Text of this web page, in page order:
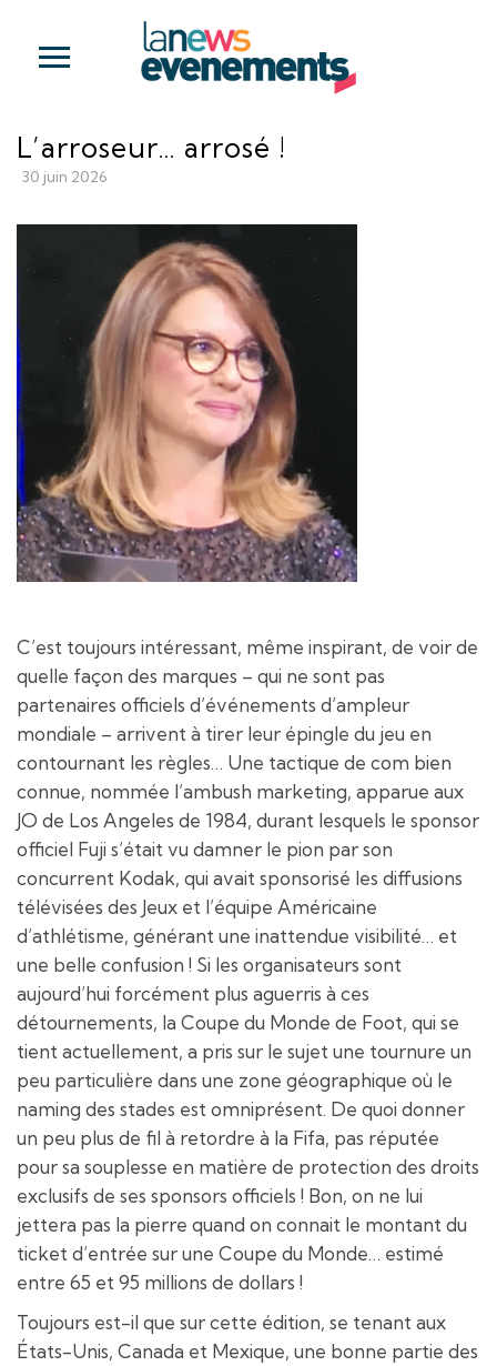
L’arroseur… arrosé !
30 juin 2026
C’est toujours intéressant, même inspirant, de voir de
quelle façon des marques – qui ne sont pas
partenaires officiels d’événements d’ampleur
mondiale – arrivent à tirer leur épingle du jeu en
contournant les règles… Une tactique de com bien
connue, nommée l’ambush marketing, apparue aux
JO de Los Angeles de 1984, durant lesquels le sponsor
officiel Fuji s’était vu damner le pion par son
concurrent Kodak, qui avait sponsorisé les diffusions
télévisées des Jeux et l’équipe Américaine
d’athlétisme, générant une inattendue visibilité… et
une belle confusion ! Si les organisateurs sont
aujourd’hui forcément plus aguerris à ces
détournements, la Coupe du Monde de Foot, qui se
tient actuellement, a pris sur le sujet une tournure un
peu particulière dans une zone géographique où le
naming des stades est omniprésent. De quoi donner
un peu plus de fil à retordre à la Fifa, pas réputée
pour sa souplesse en matière de protection des droits
exclusifs de ses sponsors officiels ! Bon, on ne lui
jettera pas la pierre quand on connait le montant du
ticket d’entrée sur une Coupe du Monde… estimé
entre 65 et 95 millions de dollars !
Toujours est-il que sur cette édition, se tenant aux
États-Unis, Canada et Mexique, une bonne partie des